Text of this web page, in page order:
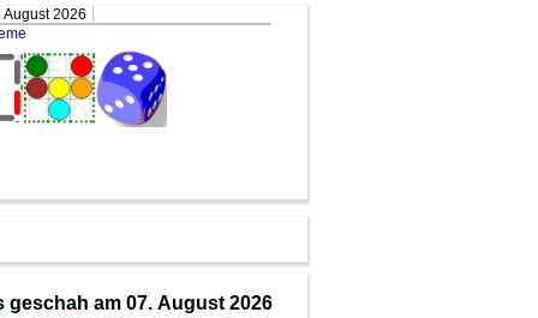
August 2026
geschah am 07. August 2026